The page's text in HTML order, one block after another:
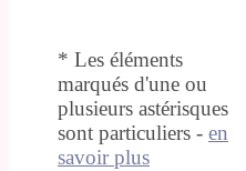
* Les éléments
marqués d'une ou
plusieurs astérisques
sont particuliers - en
savoir plus